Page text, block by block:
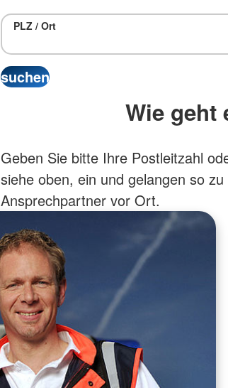
PLZ / Ort
Wie geht
Geben Sie bitte Ihre Postleitzahl
siehe oben, ein und gelangen so
Ansprechpartner vor Ort.